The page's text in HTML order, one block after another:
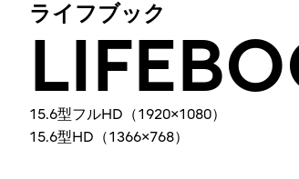
ライフブック
15.6型フルHD（1920×1080）
15.6型HD（1366×768）